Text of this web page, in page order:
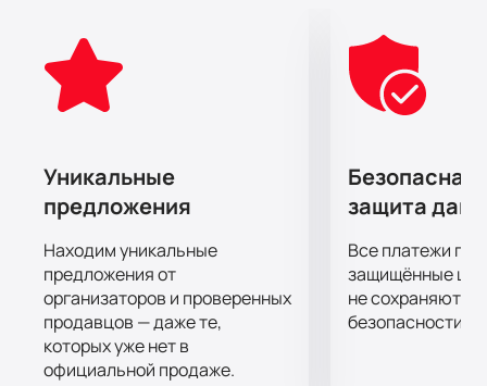
Уникальные
предложения
Находим уникальные
предложения от
организаторов и проверенных
продавцов — даже те,
которых уже нет в
официальной продаже.
Безопасная
защита
Все платежи
защищённые
не сохраняются
безопасности.